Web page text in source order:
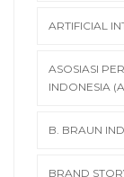
ARTIFICIAL
ASOSIASI
INDONESIA
B. BRAUN
BRAND